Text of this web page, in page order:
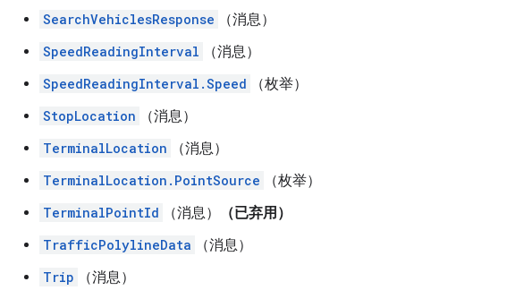
SearchVehiclesResponse
（消息）
SpeedReadingInterval
（消息）
SpeedReadingInterval.Speed
（枚举）
StopLocation
（消息）
TerminalLocation
（消息）
TerminalLocation.PointSource
（枚举）
TerminalPointId
（消息）
（已弃用）
TrafficPolylineData
（消息）
Trip
（消息）